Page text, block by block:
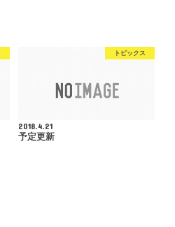
トピックス
2018.4.21
予定更新